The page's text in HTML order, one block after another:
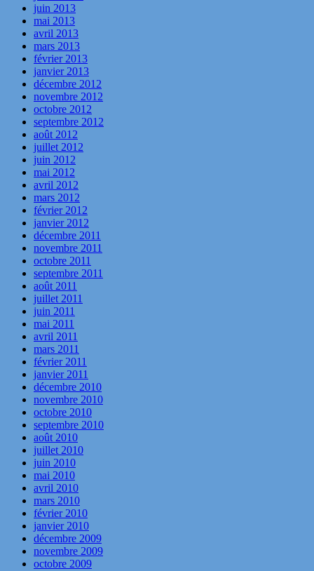
juin 2013
mai 2013
avril 2013
mars 2013
février 2013
janvier 2013
décembre 2012
novembre 2012
octobre 2012
septembre 2012
août 2012
juillet 2012
juin 2012
mai 2012
avril 2012
mars 2012
février 2012
janvier 2012
décembre 2011
novembre 2011
octobre 2011
septembre 2011
août 2011
juillet 2011
juin 2011
mai 2011
avril 2011
mars 2011
février 2011
janvier 2011
décembre 2010
novembre 2010
octobre 2010
septembre 2010
août 2010
juillet 2010
juin 2010
mai 2010
avril 2010
mars 2010
février 2010
janvier 2010
décembre 2009
novembre 2009
octobre 2009